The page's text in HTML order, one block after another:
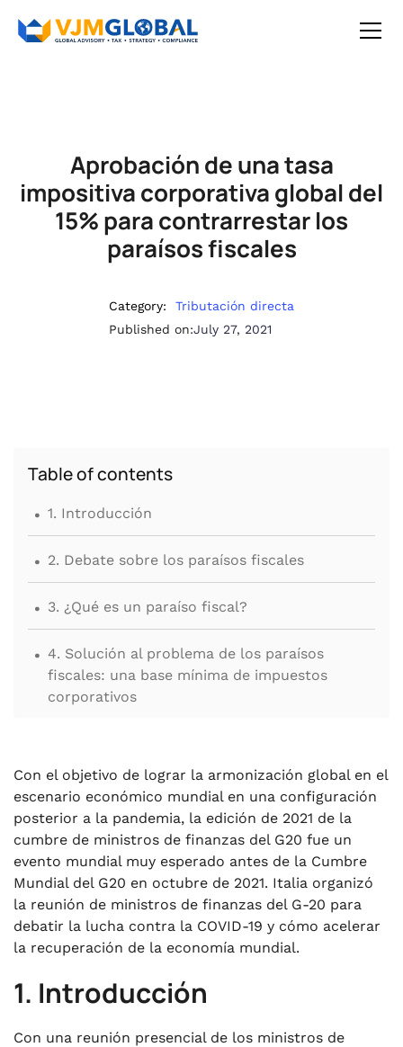
Aprobación de una tasa
impositiva corporativa global del
15% para contrarrestar los
paraísos fiscales
Category:
Tributación directa
Published on:July 27, 2021
Table of contents
. 1. Introducción
. 2. Debate sobre los paraísos fiscales
. 3. ¿Qué es un paraíso fiscal?
. 4. Solución al problema de los paraísos
fiscales: una base mínima de impuestos
corporativos
Con el objetivo de lograr la armonización global en el
escenario económico mundial en una configuración
posterior a la pandemia, la edición de 2021 de la
cumbre de ministros de finanzas del G20 fue un
evento mundial muy esperado antes de la Cumbre
Mundial del G20 en octubre de 2021. Italia organizó
la reunión de ministros de finanzas del G-20 para
debatir la lucha contra la COVID-19 y cómo acelerar
la recuperación de la economía mundial.
1. Introducción
Con una reunión presencial de los ministros de